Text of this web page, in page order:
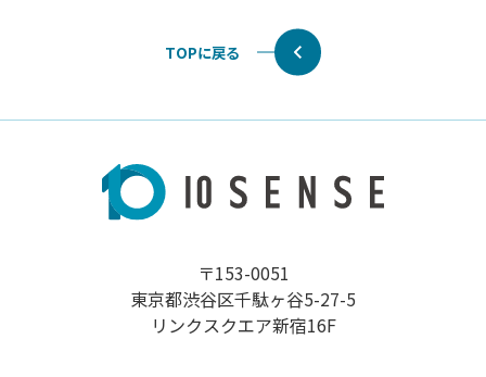
TOPに戻る
〒153-0051
東京都渋谷区千駄ヶ谷5-27-5
リンクスクエア新宿16F